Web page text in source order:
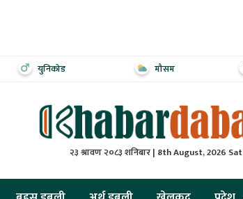
युनिकोड मौसम
२३ श्रावण २०८३ शनिबार | 8th August, 2026 Sat